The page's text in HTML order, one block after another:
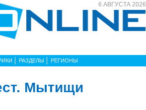
6 АВГУСТА 2026
РАЗДЕЛЫ РЕГИОНЫ
Мытищи